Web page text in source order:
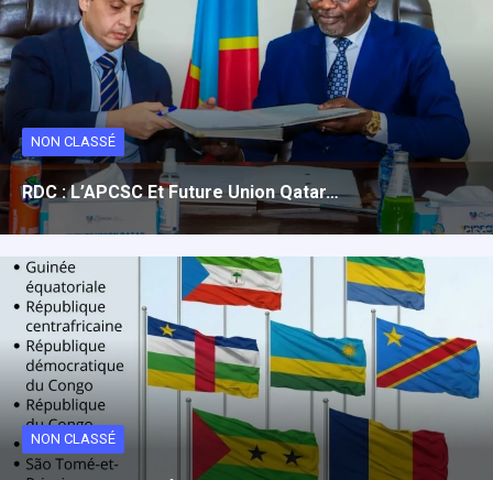
NON CLASSÉ
RDC : L’APCSC Et Future Union Qatar…
NON CLASSÉ